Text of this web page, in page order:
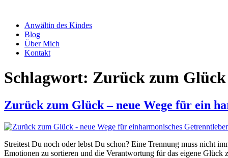
Anwältin des Kindes
Blog
Über Mich
Kontakt
Schlagwort: Zurück zum Glück
Zurück zum Glück – neue Wege für ein
Streitest Du noch oder lebst Du schon? Eine Trennung muss nicht
Emotionen zu sortieren und die Verantwortung für das eigene